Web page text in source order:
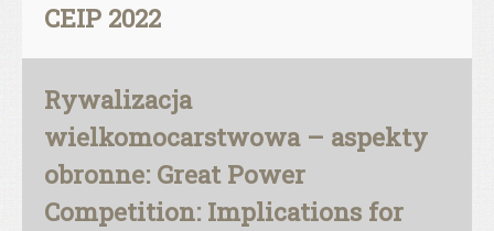
CEIP 2022
Rywalizacja
wielkomocarstwowa – aspekty
obronne: Great Power
Competition: Implications for